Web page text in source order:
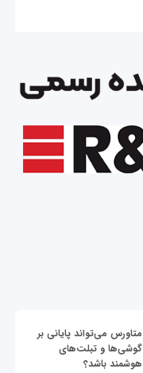
متاورس می‌تواند پایانی بر
گوشی‌ها و تبلت‌های
هوشمند باشد؟